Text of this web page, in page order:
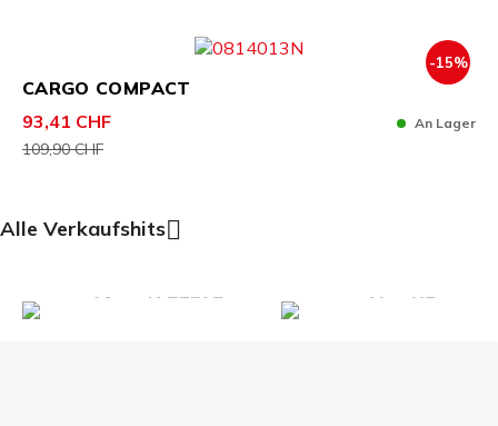
CARGO COMPACT
93,41 CHF
-15%
109,90 CHF
An Lager
Alle Verkaufshits